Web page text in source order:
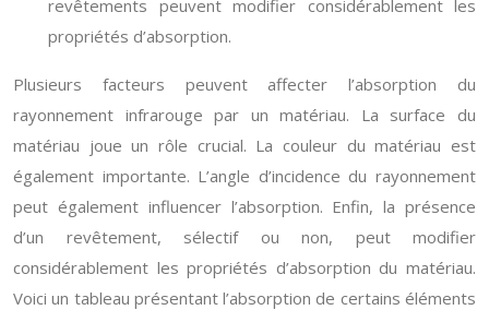
revêtements peuvent modifier considérablement les
propriétés d’absorption.
Plusieurs facteurs peuvent affecter l’absorption du
rayonnement infrarouge par un matériau. La surface du
matériau joue un rôle crucial. La couleur du matériau est
également importante. L’angle d’incidence du rayonnement
peut également influencer l’absorption. Enfin, la présence
d’un revêtement, sélectif ou non, peut modifier
considérablement les propriétés d’absorption du matériau.
Voici un tableau présentant l’absorption de certains éléments